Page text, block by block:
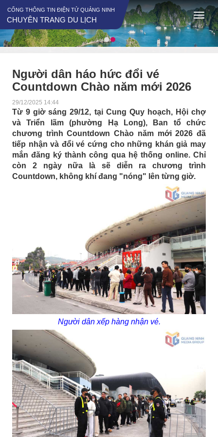
CỔNG THÔNG TIN ĐIỆN TỬ QUẢNG NINH
CHUYÊN TRANG DU LỊCH
Người dân háo hức đổi vé
Countdown Chào năm mới 2026
29/12/2025 14:44
Từ 9 giờ sáng 29/12, tại Cung Quy hoạch, Hội chợ
và Triển lãm (phường Hạ Long), Ban tổ chức
chương trình Countdown Chào năm mới 2026 đã
tiếp nhận và đổi vé cứng cho những khán giả may
mắn đăng ký thành công qua hệ thống online. Chỉ
còn 2 ngày nữa là sẽ diễn ra chương trình
Countdown, không khí đang "nóng" lên từng giờ.
Người dân xếp hàng nhận vé.